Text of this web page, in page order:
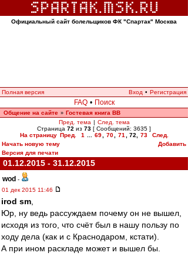
Официальный сайт болельщиков ФК "Спартак" Москва
Полная версия Вход • Регистрация
FAQ • Поиск
Общение на сайте » Гостевая книга ВВ
Пред. тема | След. тема
Страница 72 из 73 [ Сообщений: 3635 ]
На страницу Пред. 1 69 70 71 72 73
След.
Начать новую тему
Добавить
Версия для печати
01.12.2015 - 31.12.2015
wod -
01 дек 2015 11:46
irod sm
Юр, ну ведь рассуждаем почему он не вышел,
исходя из того, что счёт был в нашу пользу по
ходу дела (как и с Краснодаром, кстати).
А при ином раскладе может и вышел бы.